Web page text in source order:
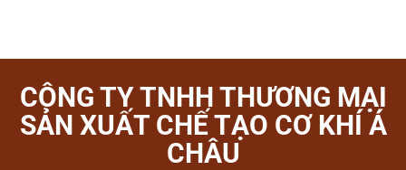
CÔNG TY TNHH THƯƠNG MẠI
SẢN XUẤT CHẾ TẠO CƠ KHÍ Á
CHÂU